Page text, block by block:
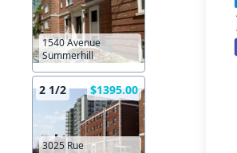
1540 Avenue
Summerhill
2 1/2 $1395.00
3025 Rue